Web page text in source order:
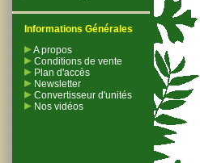
Informations Générales
A propos
Conditions de vente
Plan d'accès
Newsletter
Convertisseur d'unités
Nos vidéos